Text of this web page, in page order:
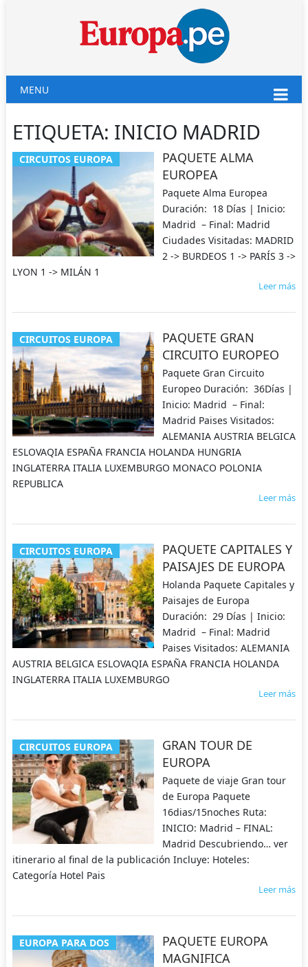
MENU
ETIQUETA: INICIO MADRID
CIRCUITOS EUROPA
PAQUETE ALMA
EUROPEA
Paquete Alma Europea
Duración: 18 Días | Inicio:
Madrid – Final: Madrid
Ciudades Visitadas: MADRID
2 -> BURDEOS 1 -> PARÍS 3 ->
LYON 1 -> MILÁN 1
Leer más
CIRCUITOS EUROPA
PAQUETE GRAN
CIRCUITO EUROPEO
Paquete Gran Circuito
Europeo Duración: 36Días |
Inicio: Madrid – Final:
Madrid Paises Visitados:
ALEMANIA AUSTRIA BELGICA
ESLOVAQIA ESPAÑA FRANCIA HOLANDA HUNGRIA
INGLATERRA ITALIA LUXEMBURGO MONACO POLONIA
REPUBLICA
Leer más
CIRCUITOS EUROPA
PAQUETE CAPITALES Y
PAISAJES DE EUROPA
Holanda Paquete Capitales y
Paisajes de Europa
Duración: 29 Días | Inicio:
Madrid – Final: Madrid
Paises Visitados: ALEMANIA
AUSTRIA BELGICA ESLOVAQIA ESPAÑA FRANCIA HOLANDA
INGLATERRA ITALIA LUXEMBURGO
Leer más
CIRCUITOS EUROPA
GRAN TOUR DE
EUROPA
Paquete de viaje Gran tour
de Europa Paquete
16dias/15noches Ruta:
INICIO: Madrid – FINAL:
Madrid Descubriendo… ver
itinerario al final de la publicación Incluye: Hoteles:
Categoría Hotel Pais
Leer más
EUROPA PARA DOS
PAQUETE EUROPA
MAGNIFICA